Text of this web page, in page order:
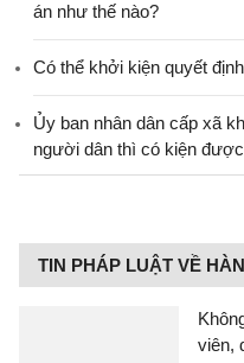
án như thế nào?
Có thể khởi kiện quyết
Ủy ban nhân dân cấp xã
người dân thì có kiện
TIN PHÁP LUẬT VỀ
viên,